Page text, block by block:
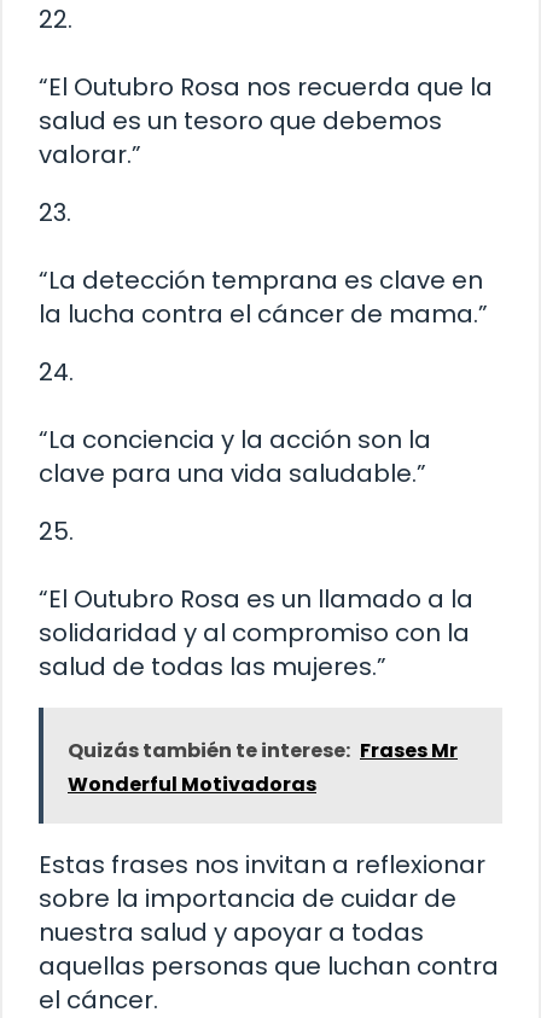
22.
“El Outubro Rosa nos recuerda que la
salud es un tesoro que debemos
valorar.”
23.
“La detección temprana es clave en
la lucha contra el cáncer de mama.”
24.
“La conciencia y la acción son la
clave para una vida saludable.”
25.
“El Outubro Rosa es un llamado a la
solidaridad y al compromiso con la
salud de todas las mujeres.”
Quizás también te interese: Frases Mr
Wonderful Motivadoras
Estas frases nos invitan a reflexionar
sobre la importancia de cuidar de
nuestra salud y apoyar a todas
aquellas personas que luchan contra
el cáncer.